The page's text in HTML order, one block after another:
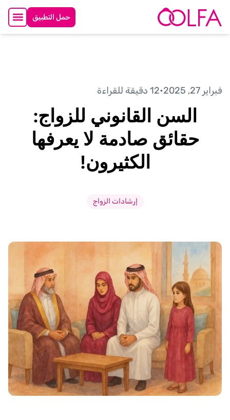
حمل التطبيق
فبراير 27, 2025 •12 دقيقة للقراءة
السن القانوني للزواج:
حقائق صادمة لا يعرفها
الكثيرون!
إرشادات الزواج